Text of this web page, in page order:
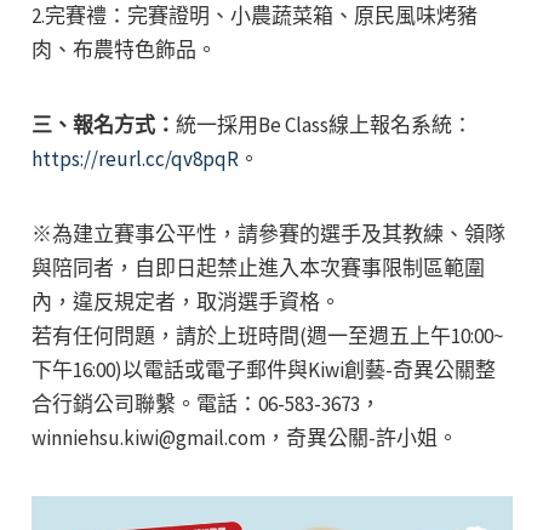
2.完賽禮：完賽證明、小農蔬菜箱、原民風味烤豬
肉、布農特色飾品。
三、報名方式： 統一採用Be Class線上報名系統：
https://reurl.cc/qv8pqR。
※為建立賽事公平性，請參賽的選手及其教練、領隊
與陪同者，自即日起禁止進入本次賽事限制區範圍
內，違反規定者，取消選手資格。
若有任何問題，請於上班時間(週一至週五上午10:00~
下午16:00)以電話或電子郵件與Kiwi創藝-奇異公關整
合行銷公司聯繫。電話：06-583-3673，
winniehsu.kiwi@gmail.com，奇異公關-許小姐。